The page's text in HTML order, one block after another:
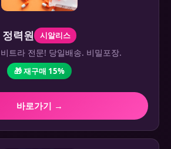
정력원 시알리스
트라 전문! 당일배송. 비밀포장.
🎁 재구매 15%
바로가기 →